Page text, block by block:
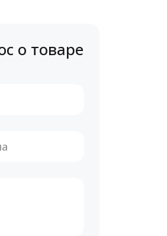
о товаре